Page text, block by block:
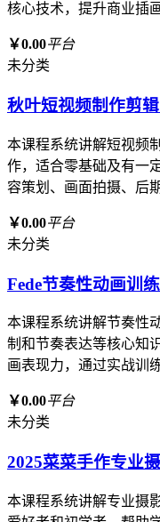
核心技术，提升商业插
￥0.00平台
未分类
秋叶短视频制作剪
本课程系统讲解短视频
作，适合零基础及有一
容策划、画面拍摄、后
￥0.00平台
未分类
Fede节奏性动画训
本课程系统讲解节奏性
制和节奏表达等核心知
画表现力，通过实战训
￥0.00平台
未分类
2025菜菜手作专业
本课程系统讲解专业摄